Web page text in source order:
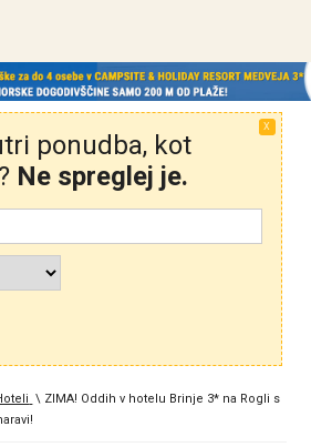
X
ponudba, kot
Ne spreglej je.
\ ZIMA! Oddih v hotelu Brinje 3* na Rogli s